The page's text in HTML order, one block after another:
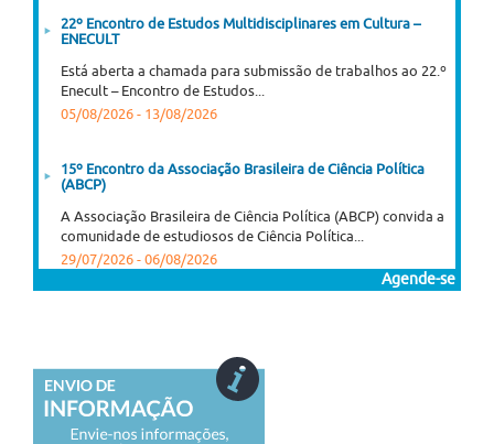
22º Encontro de Estudos Multidisciplinares em Cultura –
ENECULT
Está aberta a chamada para submissão de trabalhos ao 22.º
Enecult – Encontro de Estudos...
05/08/2026 - 13/08/2026
15º Encontro da Associação Brasileira de Ciência Política
(ABCP)
A Associação Brasileira de Ciência Política (ABCP) convida a
comunidade de estudiosos de Ciência Política...
29/07/2026 - 06/08/2026
A Sociedade Argentina de Pesquisa e Ensino em História da
Educação (SAIEHE), em conjunto com...
03/08/2026 - 06/08/2026
Agende-se